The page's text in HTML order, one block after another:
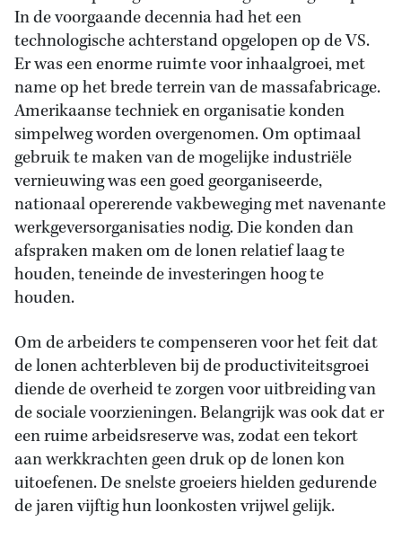
In de voorgaande decennia had het een
technologische achterstand opgelopen op de VS.
Er was een enorme ruimte voor inhaalgroei, met
name op het brede terrein van de massafabricage.
Amerikaanse techniek en organisatie konden
simpelweg worden overgenomen. Om optimaal
gebruik te maken van de mogelijke industriële
vernieuwing was een goed georganiseerde,
nationaal opererende vakbeweging met navenante
werkgeversorganisaties nodig. Die konden dan
afspraken maken om de lonen relatief laag te
houden, teneinde de investeringen hoog te
houden.
Om de arbeiders te compenseren voor het feit dat
de lonen achterbleven bij de productiviteitsgroei
diende de overheid te zorgen voor uitbreiding van
de sociale voorzieningen. Belangrijk was ook dat er
een ruime arbeidsreserve was, zodat een tekort
aan werkkrachten geen druk op de lonen kon
uitoefenen. De snelste groeiers hielden gedurende
de jaren vijftig hun loonkosten vrijwel gelijk.